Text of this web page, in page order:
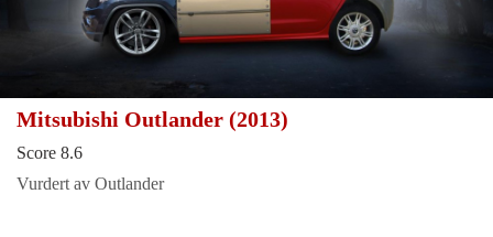
Mitsubishi Outlander (2013)
Score 8.6
Vurdert av Outlander